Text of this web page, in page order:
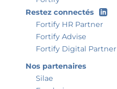
Restez connectés
Fortify HR Partner
Fortify Advise
Fortify Digital Partner
Nos partenaires
Silae